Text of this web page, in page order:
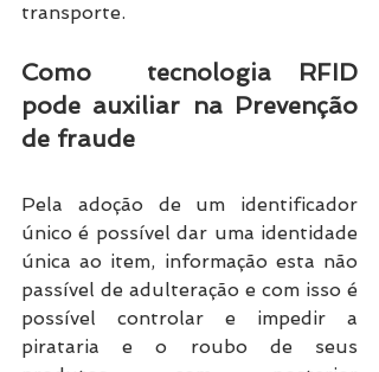
transporte.
Como  tecnologia RFID
pode auxiliar na Prevenção
de fraude
Pela adoção de um identificador
único é possível dar uma identidade
única ao item, informação esta não
passível de adulteração e com isso é
possível controlar e impedir a
pirataria e o roubo de seus